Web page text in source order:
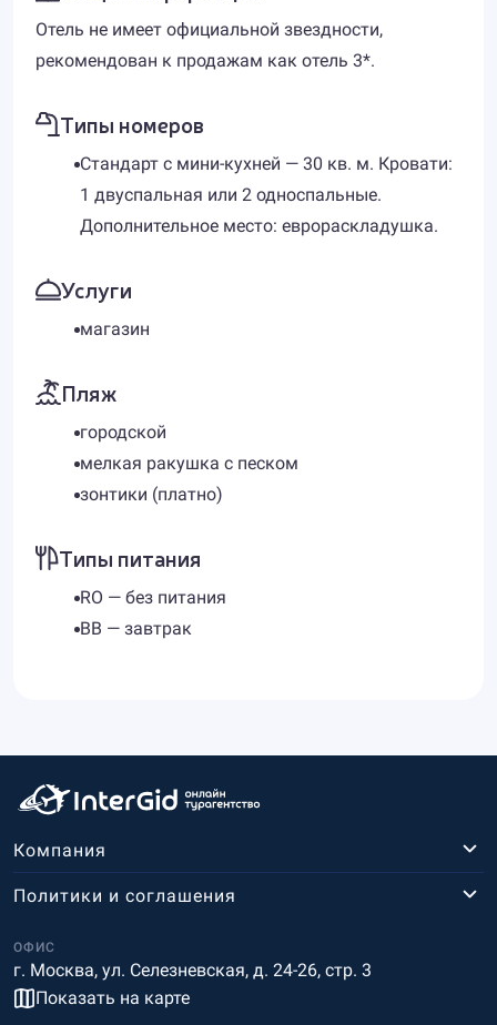
Отель не имеет официальной звездности,
рекомендован к продажам как отель 3*.
Типы номеров
Стандарт с мини-кухней — 30 кв. м. Кровати:
1 двуспальная или 2 односпальные.
Дополнительное место: еврораскладушка.
Услуги
магазин
Пляж
городской
мелкая ракушка с песком
зонтики (платно)
Типы питания
RO — без питания
BB — завтрак
Компания
ОФИС
г. Москва, ул. Селезневская, д. 24-26, стр. 3
Показать на карте
Политики и соглашения